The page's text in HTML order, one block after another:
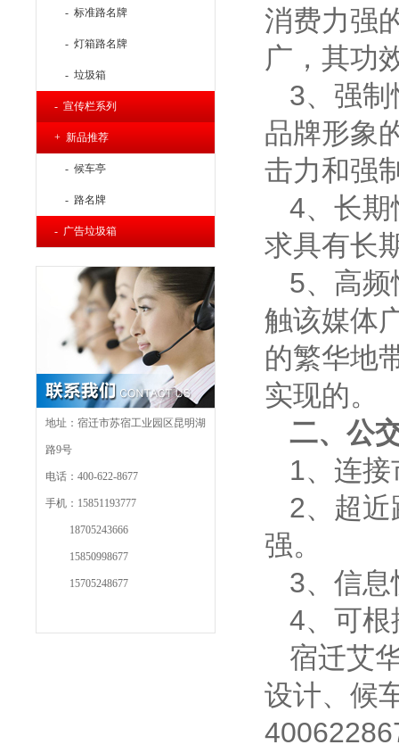
- 标准路名牌
- 灯箱路名牌
- 垃圾箱
- 宣传栏系列
+ 新品推荐
- 候车亭
- 路名牌
- 广告垃圾箱
地址：宿迁市苏宿工业园区昆明湖
路9号
电话：400-622-8677
手机：15851193777
18705243666
15850998677
15705248677
消费力强
广，其功
3、强
品牌形象
击力和强
4、长期
求具有长
5、高
触该媒体
的繁华地
实现的。
二、公
1、连
2、超
强。
3、信
4、可根
宿迁艾
设计、 候